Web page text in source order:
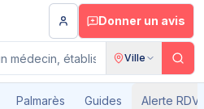
Donner un avis
Ville
Palmarès Guides Alerte RDV